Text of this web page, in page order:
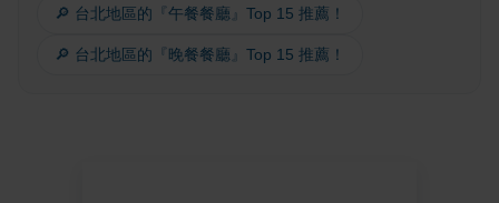
🔎 台北地區的『午餐餐廳』Top 15 推薦！
🔎 台北地區的『晚餐餐廳』Top 15 推薦！